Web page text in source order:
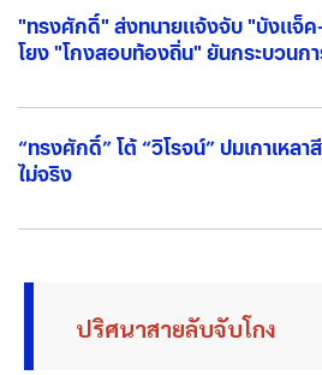
"ทรงศักดิ์" ส่งทนายแจ้งจับ "บังแจ็
โยง "โกงสอบท้องถิ่น" ยันกระบวนกา
“ทรงศักดิ์” โต้ “วิโรจน์” ปมเกาเหล
ไม่จริง
ปริศนาสายลับจับโกง